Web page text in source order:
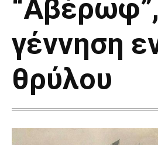
γέννηση
θρύλου